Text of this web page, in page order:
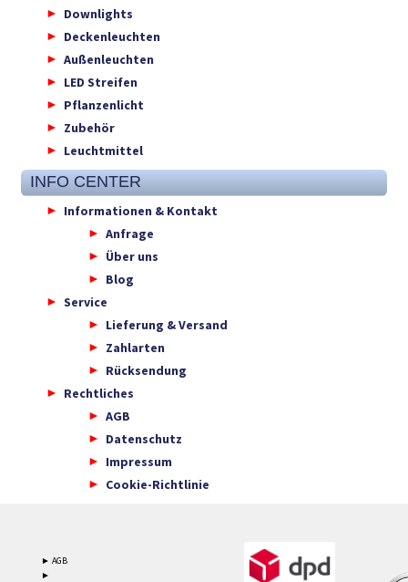
Downlights
Deckenleuchten
Außenleuchten
LED Streifen
Pflanzenlicht
Zubehör
Leuchtmittel
INFO CENTER
Informationen & Kontakt
Anfrage
Über uns
Blog
Service
Lieferung & Versand
Zahlarten
Rücksendung
Rechtliches
AGB
Datenschutz
Impressum
Cookie-Richtlinie
► AGB
►